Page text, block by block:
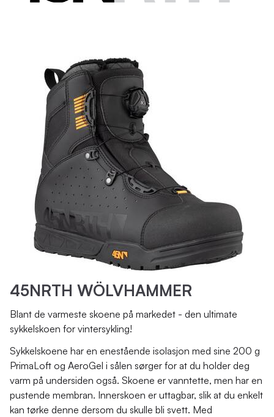
45NRTH WÖLVHAMMER
Blant de varmeste skoene på markedet - den ultimate
sykkelskoen for vintersykling!
Sykkelskoene har en enestående isolasjon med sine 200 g
PrimaLoft og AeroGel i sålen sørger for at du holder deg
varm på undersiden også. Skoene er vanntette, men har en
pustende membran. Innerskoen er uttagbar, slik at du enkelt
kan tørke denne dersom du skulle bli svett. Med